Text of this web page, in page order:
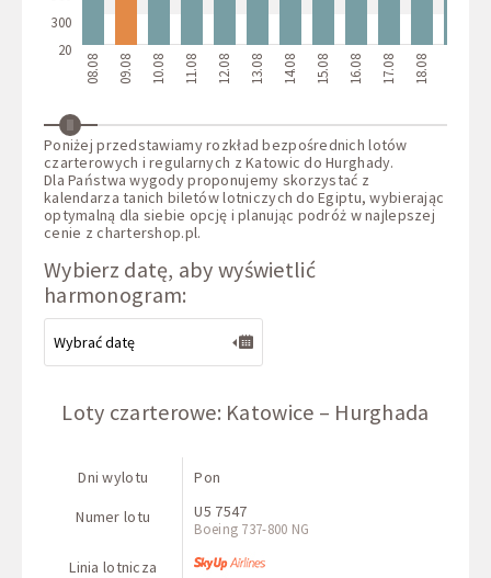
300
20
08.08 09.08 10.08 11.08 12.08 13.08 14.08 15.08 16.08 17.08 18.08
Poniżej przedstawiamy rozkład bezpośrednich lotów
czarterowych i regularnych z Katowic do Hurghady.
Dla Państwa wygody proponujemy skorzystać z
kalendarza tanich biletów lotniczych do Egiptu, wybierając
optymalną dla siebie opcję i planując podróż w najlepszej
cenie zchartershop.pl.
Wybierz datę, aby wyświetlić
harmonogram:
Loty czarterowe: Katowice – Hurghada
Dni wylotu
Numer lotu
Linia lotnicza
Pon
U5 7547
Boeing 737-800 NG